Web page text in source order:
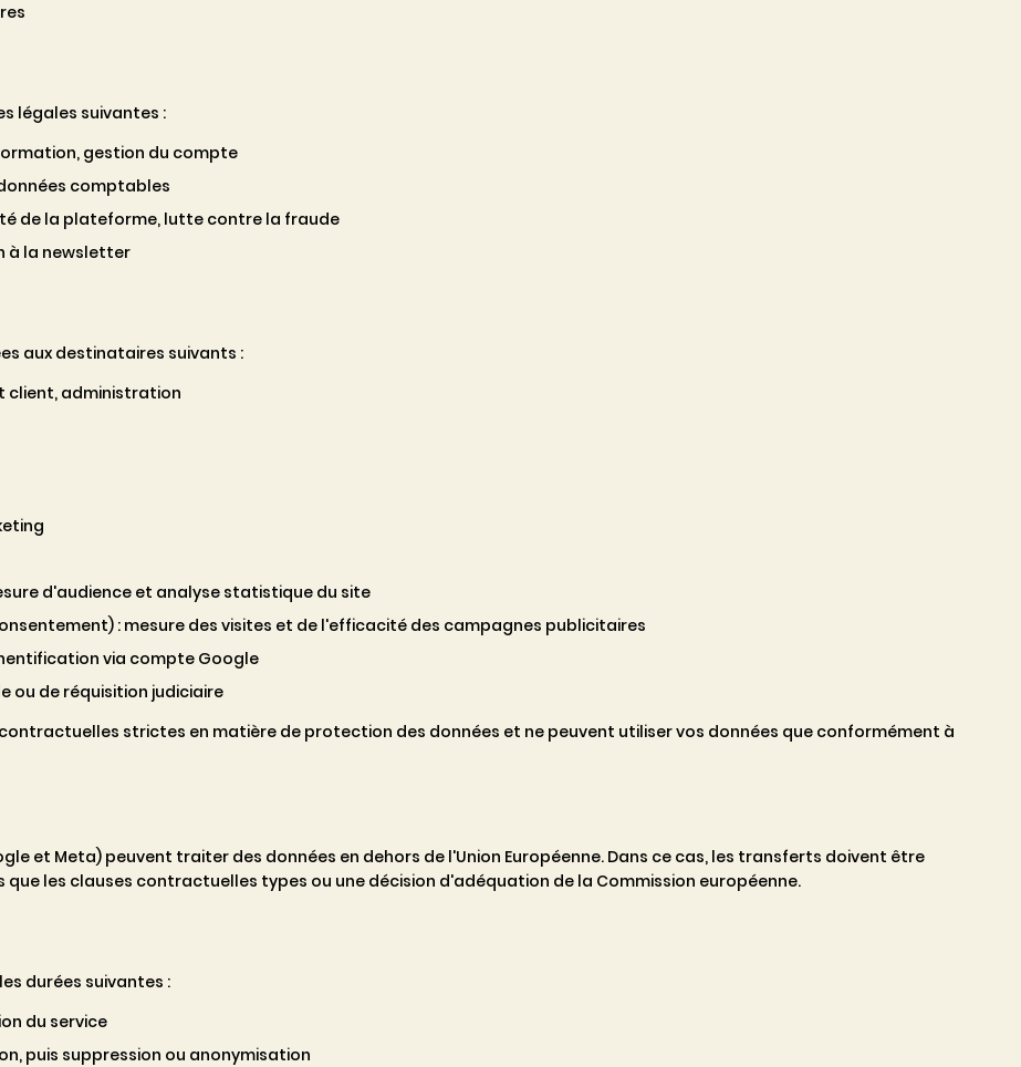
légales suivantes :
gestion du compte
comptables
de la plateforme, lutte contre la fraude
à la newsletter
aux destinataires suivants :
client, administration
d'audience et analyse statistique du site
: mesure des visites et de l'efficacité des campagnes publicitaires
via compte Google
ou de réquisition judiciaire
strictes en matière de protection des données et ne peuvent utiliser vos données que conformément à
et Meta) peuvent traiter des données en dehors de l'Union Européenne. Dans ce cas, les transferts doivent être
que les clauses contractuelles types ou une décision d'adéquation de la Commission européenne.
durées suivantes :
du service
puis suppression ou anonymisation